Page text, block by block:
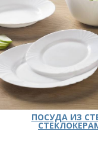
ПОСУДА ИЗ